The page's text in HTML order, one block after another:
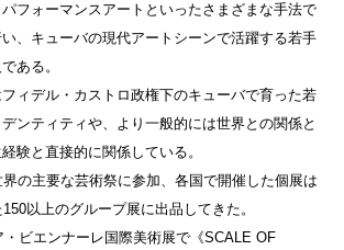
フォーマンスアートといったさまざまな手法で
、キューバの現代アートシーンで活躍する若手
ある。
ィデル・カストロ政権下のキューバで育った若
ンティティや、より一般的には世界との関係と
験と直接的に関係している。
の主要な芸術祭に参加、各国で開催した個展は
以上のグループ展に出品してきた。
ビエンナーレ国際美術展で《SCALE OF